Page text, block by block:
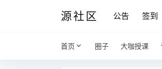
源社区 公告 签到
首页 圈子 大咖授课